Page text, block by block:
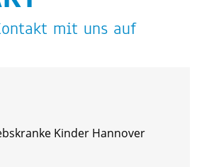
mit uns auf
Kin­der Han­no­ver